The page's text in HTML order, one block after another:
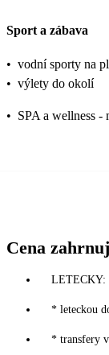
Sport a zábava
• vodní sporty na
• výlety do okolí
• SPA a wellness -
Cena
LETECKY:
* leteckou
* transfery